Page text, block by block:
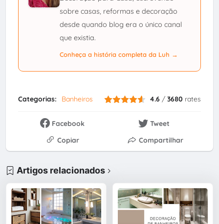
sobre casas, reformas e decoração
desde quando blog era o único canal
que existia.
Conheça a história completa da Luh →
Categorias: Banheiros 4.6 /3680 rates
Facebook
Tweet
Copiar
Compartilhar
Artigos relacionados